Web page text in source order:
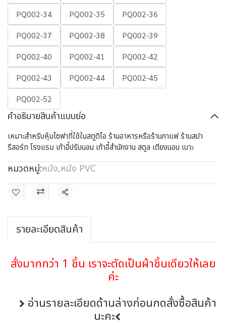
PQ002-34
PQ002-35
PQ002-36
PQ002-37
PQ002-38
PQ002-39
PQ002-40
PQ002-41
PQ002-42
PQ002-43
PQ002-44
PQ002-45
PQ002-52
คำอธิบายสินค้าแบบย่อ
เหมาะสำหรับหุ้มโซฟาที่ใช้ในสตูดิโอ ร้านอาหารหรือร้านกาแฟ ร้านสปา
รีสอร์ท โรงแรม เก้าอี้ปรับนอน เก้าอี้สำนักงาน สตูล เตียงนอน เบาะ
หมวดหมู่:หนัง,หนัง PVC
แชร์
รายละเอียดสินค้า
สั่งมากกว่า 1 ชิ้น เราจะตัดเป็นผ้าชิ้นเดียวให้เลย
ค่ะ
อ่านรายละเอียดด้านล่างก่อนกดสั่งซื้อสินค้า
นะคะ